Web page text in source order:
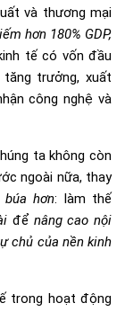
và thương mại
hơn 180% GDP,
tế có vốn đầu
trưởng, xuất
công nghệ và
ta không còn
ngoài nữa, thay
hơn: làm thế
để nâng cao nội
chủ của nền kinh
trong hoạt động